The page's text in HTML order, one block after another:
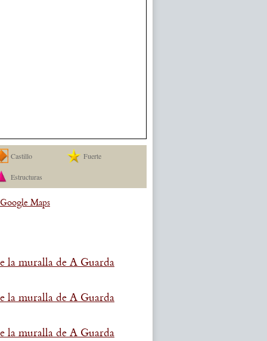
Castillo Fuerte
Estructuras
Maps
la muralla de A Guarda
la muralla de A Guarda
la muralla de A Guarda